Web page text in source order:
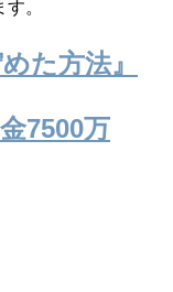
。
た方法』
7500万